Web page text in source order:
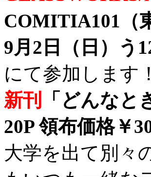
COMITIA101（
9月2日（日）う
にて参加します！
新刊
「どんな
20P 領布価格￥
大学を出て別々